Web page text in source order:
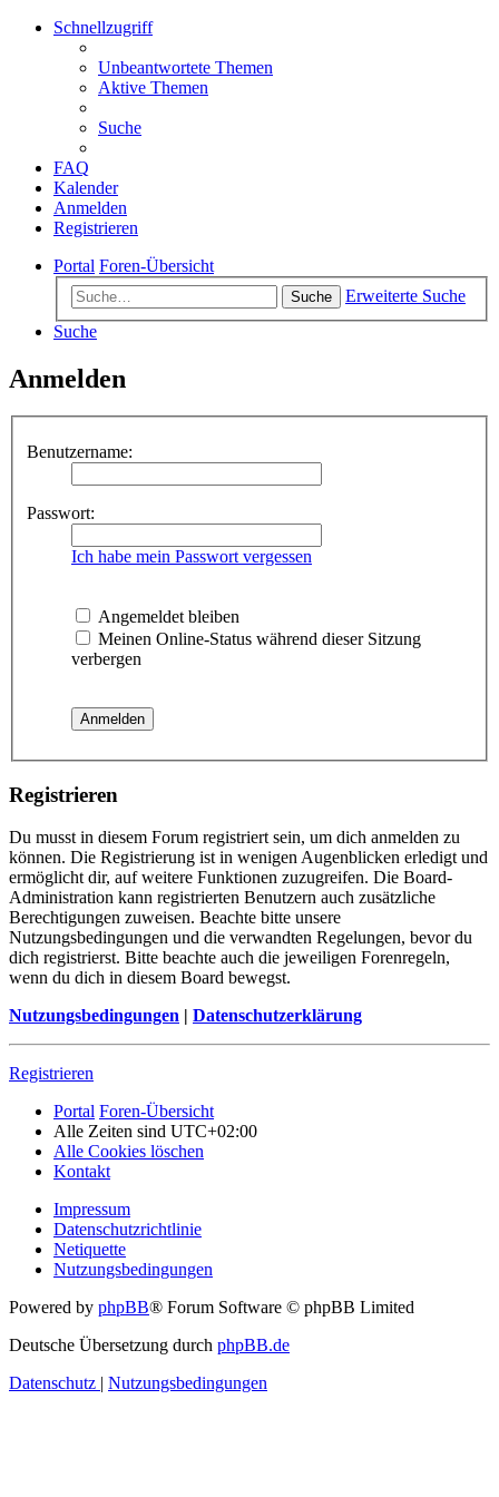
Schnellzugriff
Unbeantwortete Themen
Aktive Themen
Suche
FAQ
Kalender
Anmelden
Registrieren
Portal Foren-Übersicht
Suche
Erweiterte Suche
Suche
Anmelden
Benutzername:
Passwort:
Ich habe mein Passwort vergessen
Angemeldet bleiben
Meinen Online-Status während dieser Sitzung
verbergen
Registrieren
Du musst in diesem Forum registriert sein, um dich anmelden zu
können. Die Registrierung ist in wenigen Augenblicken erledigt und
ermöglicht dir, auf weitere Funktionen zuzugreifen. Die Board-
Administration kann registrierten Benutzern auch zusätzliche
Berechtigungen zuweisen. Beachte bitte unsere
Nutzungsbedingungen und die verwandten Regelungen, bevor du
dich registrierst. Bitte beachte auch die jeweiligen Forenregeln,
wenn du dich in diesem Board bewegst.
Nutzungsbedingungen | Datenschutzerklärung
Registrieren
Portal Foren-Übersicht
Alle Zeiten sind UTC+02:00
Alle Cookies löschen
Kontakt
Impressum
Datenschutzrichtlinie
Netiquette
Nutzungsbedingungen
Powered by phpBB® Forum Software © phpBB Limited
Deutsche Übersetzung durch phpBB.de
Datenschutz | Nutzungsbedingungen